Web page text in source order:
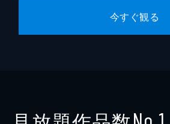
今すぐ観る